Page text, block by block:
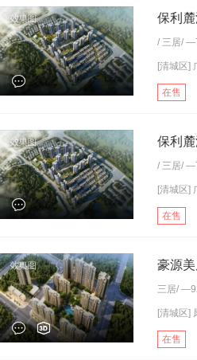
保利麓
/ 三居/
[清城区]
在售
保利
/ 三居/
[清城区]
在售
豪源
三居/
[清城区]
在售